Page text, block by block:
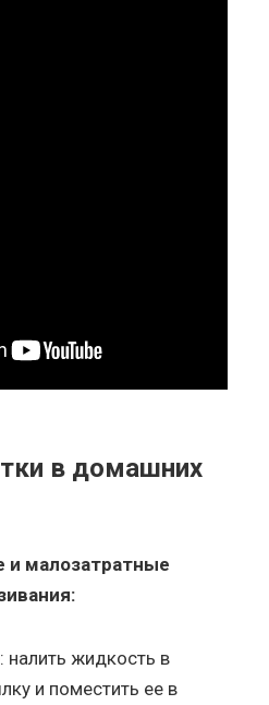
в домашних
малозатратные
жидкость в
и поместить ее в